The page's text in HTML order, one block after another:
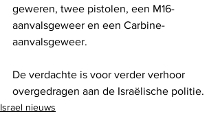
geweren, twee pistolen, een M16-
aanvalsgeweer en een Carbine-
aanvalsgeweer.
De verdachte is voor verder verhoor
overgedragen aan de Israëlische politie.
Israel nieuws